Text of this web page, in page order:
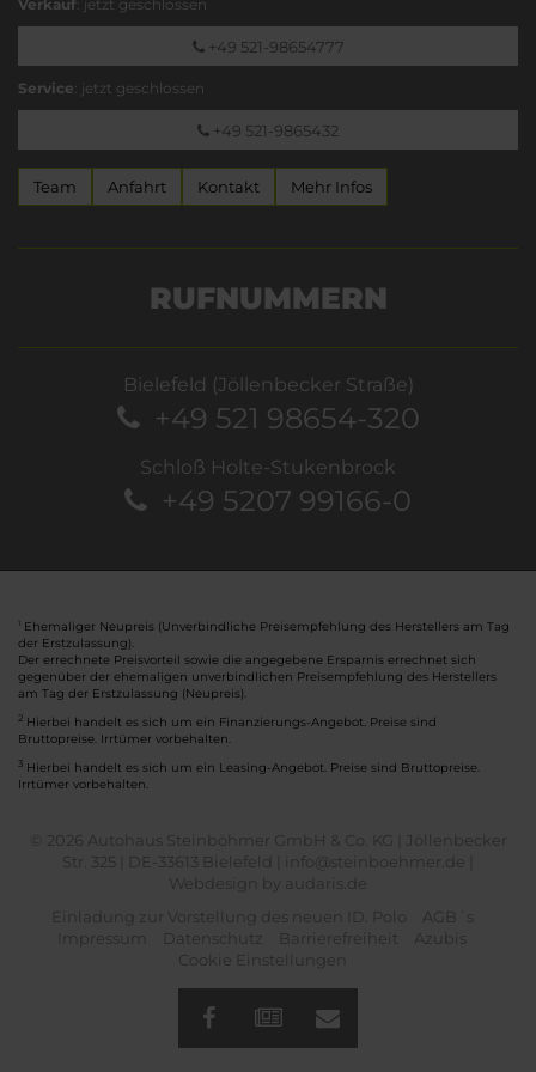
Verkauf: jetzt geschlossen
+49 521-98654777
Service: jetzt geschlossen
+49 521-9865432
Team Anfahrt Kontakt Mehr Infos
RUFNUMMERN
Bielefeld (Jöllenbecker Straße)
+49 521 98654-320
Schloß Holte-Stukenbrock
+49 5207 99166-0
Ehemaliger Neupreis (Unverbindliche Preisempfehlung des Herstellers am Tag
der Erstzulassung).
Der errechnete Preisvorteil sowie die angegebene Ersparnis errechnet sich
gegenüber der ehemaligen unverbindlichen Preisempfehlung des Herstellers
am Tag der Erstzulassung (Neupreis).
2 Hierbei handelt es sich um ein Finanzierungs-Angebot. Preise sind
Bruttopreise. Irrtümer vorbehalten.
3 Hierbei handelt es sich um ein Leasing-Angebot. Preise sind Bruttopreise.
Irrtümer vorbehalten.
© 2026 Autohaus Steinböhmer GmbH & Co. KG | Jöllenbecker
Str. 325 | DE-33613 Bielefeld | info@steinboehmer.de |
Webdesign by audaris.de
Einladung zur Vorstellung des neuen ID. Polo
AGB´s
Impressum
Datenschutz Barrierefreiheit
Azubis
Cookie Einstellungen